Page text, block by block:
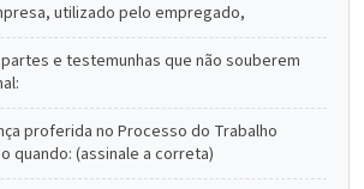
utilizado pelo empregado,
e testemunhas que não souberem
proferida no Processo do Trabalho
quando: (assinale a correta)